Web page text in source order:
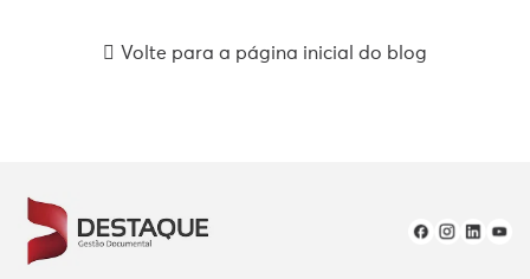
Volte para a página inicial do blog